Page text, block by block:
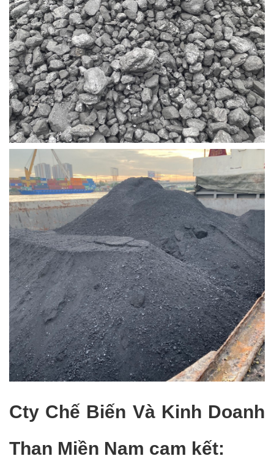
Cty Chế Biến Và Kinh Doanh
Than Miền Nam cam kết: